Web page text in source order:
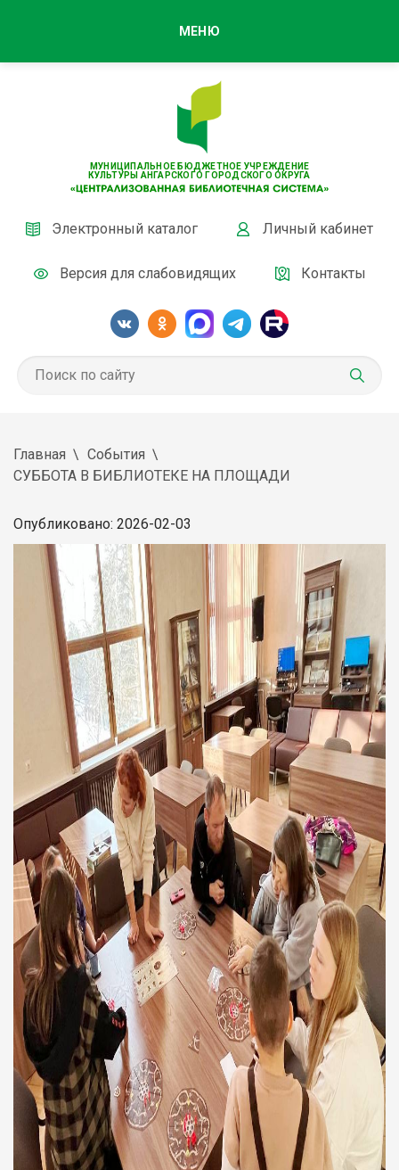
МУНИЦИПАЛЬНОЕ БЮДЖЕТНОЕ УЧРЕЖДЕНИЕ
КУЛЬТУРЫ АНГАРСКОГО ГОРОДСКОГО ОКРУГА
Электронный каталог Личный кабинет
Версия для слабовидящих Контакты
МЕНЮ
Главная
События
СУББОТА В БИБЛИОТЕКЕ НА ПЛОЩАДИ
Опубликовано: 2026-02-03